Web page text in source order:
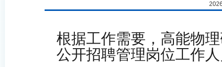
根据工作需要，高能物
公开招聘管理岗位工作